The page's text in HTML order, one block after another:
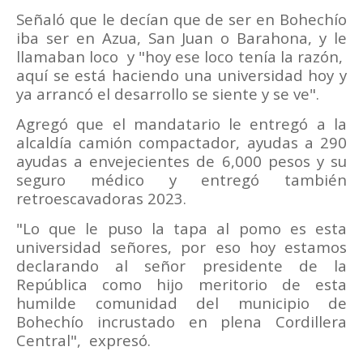
Señaló que le decían que de ser en Bohechío
iba ser en Azua, San Juan o Barahona, y le
llamaban loco y "hoy ese loco tenía la razón,
aquí se está haciendo una universidad hoy y
ya arrancó el desarrollo se siente y se ve".
Agregó que el mandatario le entregó a la
alcaldía camión compactador, ayudas a 290
ayudas a envejecientes de 6,000 pesos y su
seguro médico y entregó también
retroescavadoras 2023.
"Lo que le puso la tapa al pomo es esta
universidad señores, por eso hoy estamos
declarando al señor presidente de la
República como hijo meritorio de esta
humilde comunidad del municipio de
Bohechío incrustado en plena Cordillera
Central", expresó.